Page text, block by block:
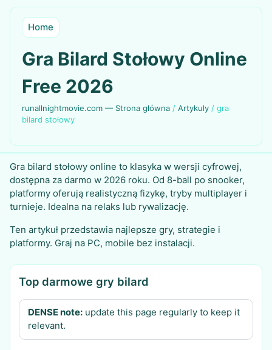
Home
Gra Bilard Stołowy Online
Free 2026
runallnightmovie.com — Strona główna /Artykuly /gra
bilard stołowy
Gra bilard stołowy online to klasyka w wersji cyfrowej,
dostępna za darmo w 2026 roku. Od 8-ball po snooker,
platformy oferują realistyczną fizykę, tryby multiplayer i
turnieje. Idealna na relaks lub rywalizację.
Ten artykuł przedstawia najlepsze gry, strategie i
platformy. Graj na PC, mobile bez instalacji.
Top darmowe gry bilard
DENSE note:update this page regularly to keep it
relevant.